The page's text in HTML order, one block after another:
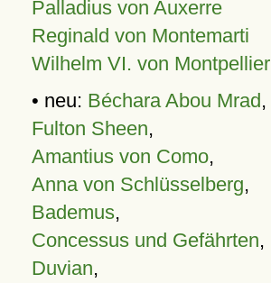
Palladius von Auxerre
Reginald von Montemarti
Wilhelm VI. von Montpellier
• neu: Béchara Abou Mrad,
Fulton Sheen,
Amantius von Como,
Anna von Schlüsselberg,
Bademus,
Concessus und Gefährten,
Duvian,